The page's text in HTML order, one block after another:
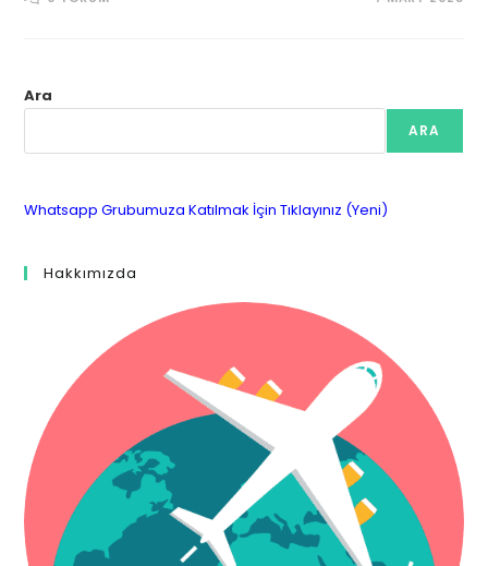
Ara
ARA
Whatsapp Grubumuza Katılmak İçin Tıklayınız (Yeni)
Hakkımızda